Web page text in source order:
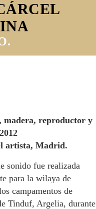
madera, reproductor y
artista, Madrid.
sonido fue realizada
para la wilaya de
campamentos de
Tinduf, Argelia, durante